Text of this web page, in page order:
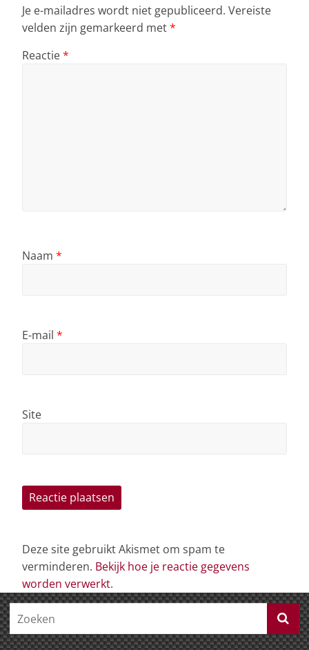
Je e-mailadres wordt niet gepubliceerd. Vereiste
velden zijn gemarkeerd met*
Reactie*
Naam *
E-mail *
Site
Deze site gebruikt Akismet om spam te
verminderen. Bekijk hoe je reactie gegevens
worden verwerkt.